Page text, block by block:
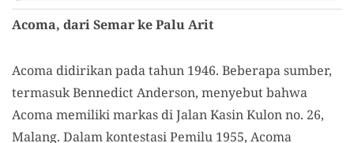
Acoma, dari Semar ke Palu Arit
Acoma didirikan pada tahun 1946. Beberapa sumber,
termasuk Bennedict Anderson, menyebut bahwa
Acoma memiliki markas di Jalan Kasin Kulon no. 26,
Malang. Dalam kontestasi Pemilu 1955, Acoma